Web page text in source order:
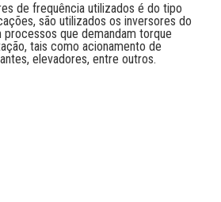
de frequência utilizados é do tipo
são utilizados os inversores do
que demandam torque
tais como acionamento de
elevadores, entre outros.